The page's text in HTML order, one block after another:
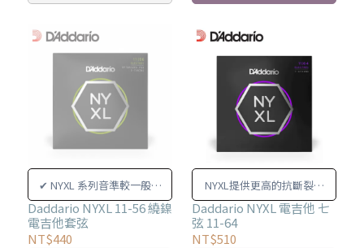
✔︎ NYXL 系列音準較一般市
售電吉他弦相比，更為穩定
Daddario NYXL 11-56 繞鎳
電吉他套弦
NT$440
NYXL提供更高的抗斷裂強
度、增強調音穩定性和突出
的中頻音調。
Daddario NYXL 電吉他 七
弦 11-64
NT$510